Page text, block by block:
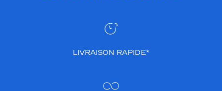
LIVRAISON RAPIDE*